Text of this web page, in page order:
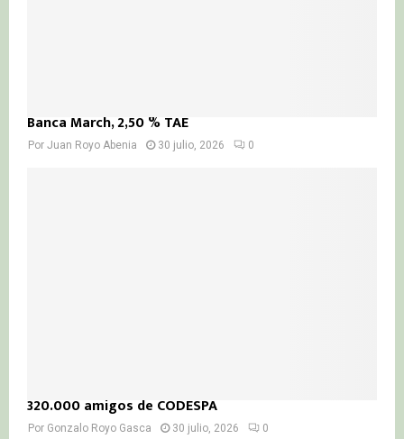
Banca March, 2,50 % TAE
Por Juan Royo Abenia 30 julio, 2026 0
320.000 amigos de CODESPA
Por Gonzalo Royo Gasca 30 julio, 2026 0